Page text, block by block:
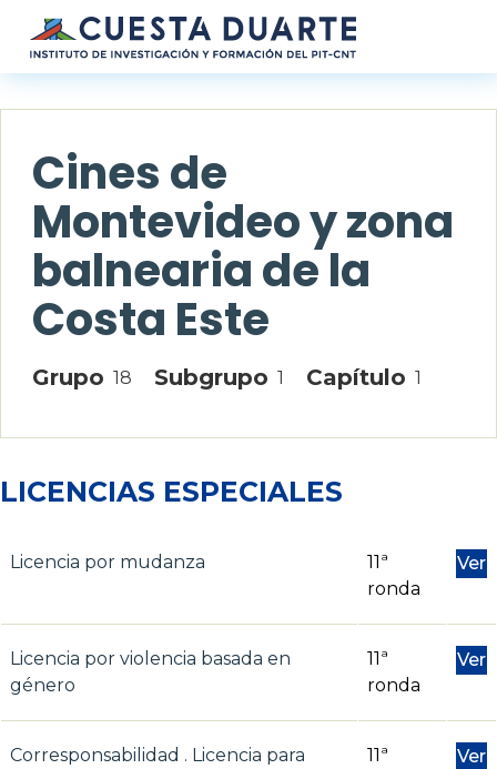
Pasar al contenido principal
Cines de
Montevideo y zona
balnearia de la
Costa Este
Grupo 18 Subgrupo 1 Capítulo 1
LICENCIAS ESPECIALES
Licencia por mudanza
11ª
ronda
Ver
Licencia por violencia basada en
género
11ª
ronda
Ver
Corresponsabilidad . Licencia para
11ª
Ver